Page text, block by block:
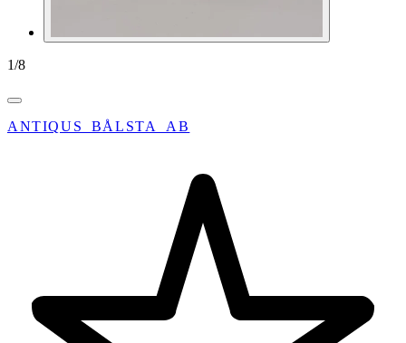
1/8
ANTIQUS_BÅLSTA_AB